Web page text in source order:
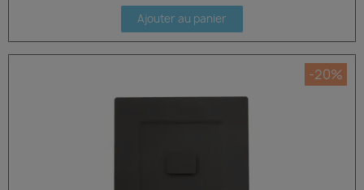
Ajouter au panier
-20%